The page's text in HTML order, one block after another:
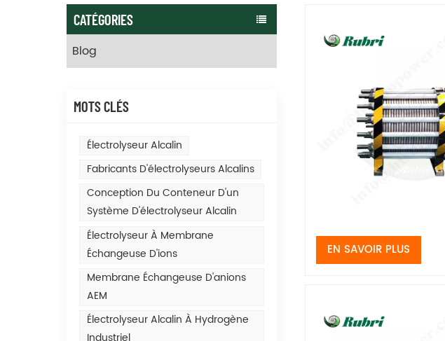
CATÉGORIES
Blog
MOTS CLÉS
Électrolyseur Alcalin
Fabricants D'électrolyseurs Alcalins
Conception Du Conteneur D'un
Système D'électrolyseur Alcalin
Électrolyseur À Membrane
Échangeuse D'ions
Membrane Échangeuse D'anions
AEM
Électrolyseur Alcalin À Hydrogène
EN SAVOIR PLUS